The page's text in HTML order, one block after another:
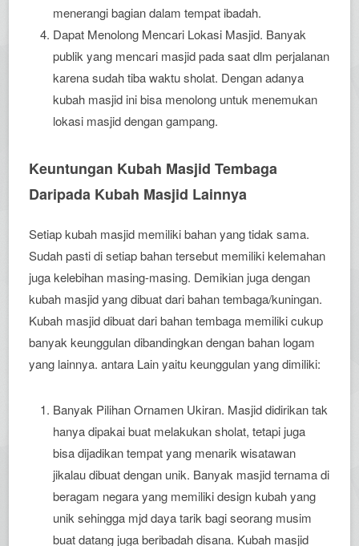
menerangi bagian dalam tempat ibadah.
Dapat Menolong Mencari Lokasi Masjid. Banyak
publik yang mencari masjid pada saat dlm perjalanan
karena sudah tiba waktu sholat. Dengan adanya
kubah masjid ini bisa menolong untuk menemukan
lokasi masjid dengan gampang.
Keuntungan Kubah Masjid Tembaga
Daripada Kubah Masjid Lainnya
Setiap kubah masjid memiliki bahan yang tidak sama.
Sudah pasti di setiap bahan tersebut memiliki kelemahan
juga kelebihan masing-masing. Demikian juga dengan
kubah masjid yang dibuat dari bahan tembaga/kuningan.
Kubah masjid dibuat dari bahan tembaga memiliki cukup
banyak keunggulan dibandingkan dengan bahan logam
yang lainnya. antara Lain yaitu keunggulan yang dimiliki:
Banyak Pilihan Ornamen Ukiran. Masjid didirikan tak
hanya dipakai buat melakukan sholat, tetapi juga
bisa dijadikan tempat yang menarik wisatawan
jikalau dibuat dengan unik. Banyak masjid ternama di
beragam negara yang memiliki design kubah yang
unik sehingga mjd daya tarik bagi seorang musim
buat datang juga beribadah disana. Kubah masjid